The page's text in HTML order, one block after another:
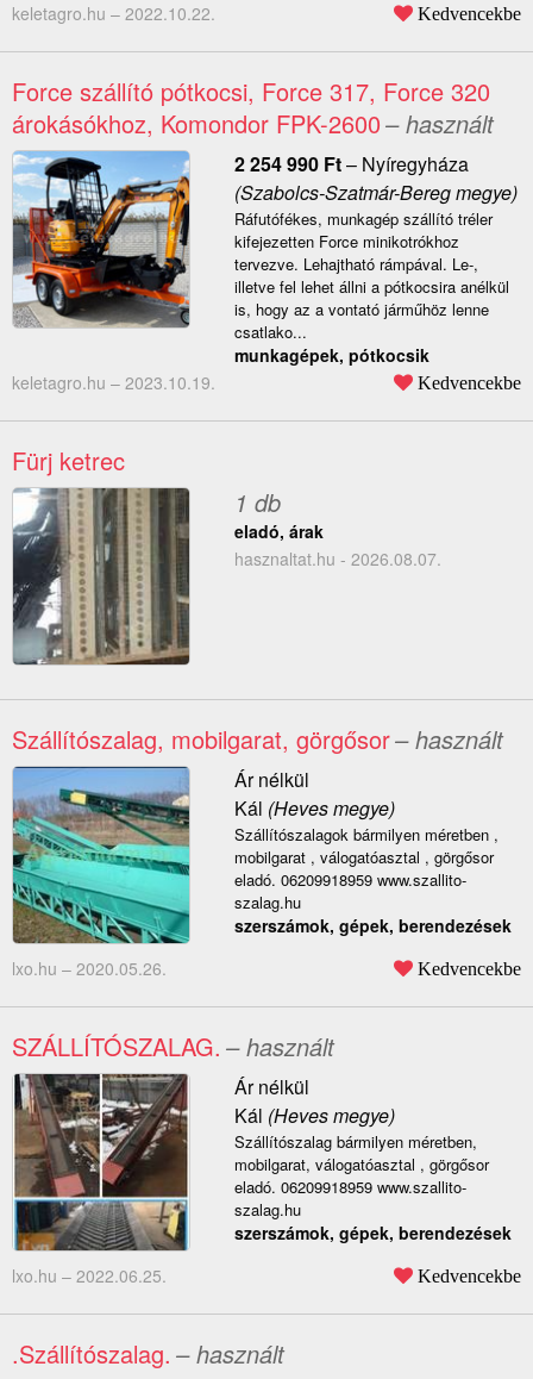
keletagro.hu – 2022.10.22. Kedvencekbe
Force szállító pótkocsi, Force 317, Force 320
árokásókhoz, Komondor FPK-2600– használt
2 254 990 Ft– Nyíregyháza
(Szabolcs-Szatmár-Bereg megye)
Ráfutófékes, munkagép szállító tréler
kifejezetten Force minikotrókhoz
tervezve. Lehajtható rámpával. Le-,
illetve fel lehet állni a pótkocsira anélkül
is, hogy az a vontató járműhöz lenne
csatlako...
munkagépek, pótkocsik
keletagro.hu – 2023.10.19. Kedvencekbe
Fürj ketrec
1 db
eladó, árak
hasznaltat.hu - 2026.08.07.
Szállítószalag, mobilgarat, görgősor– használt
Ár nélkül
Kál (Heves megye)
Szállítószalagok bármilyen méretben ,
mobilgarat , válogatóasztal , görgősor
eladó. 06209918959 www.szallito-
szalag.hu
szerszámok, gépek, berendezések
lxo.hu – 2020.05.26. Kedvencekbe
SZÁLLÍTÓSZALAG. – használt
Ár nélkül
Kál (Heves megye)
Szállítószalag bármilyen méretben,
mobilgarat, válogatóasztal , görgősor
eladó. 06209918959 www.szallito-
szalag.hu
szerszámok, gépek, berendezések
lxo.hu – 2022.06.25. Kedvencekbe
.Szállítószalag. – használt